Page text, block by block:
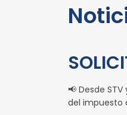
📢 Desde
del impuesto